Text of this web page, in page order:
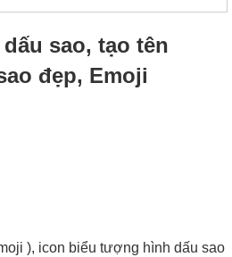
sao, tạo tên
đẹp, Emoji
), icon biểu tượng hình dấu sao